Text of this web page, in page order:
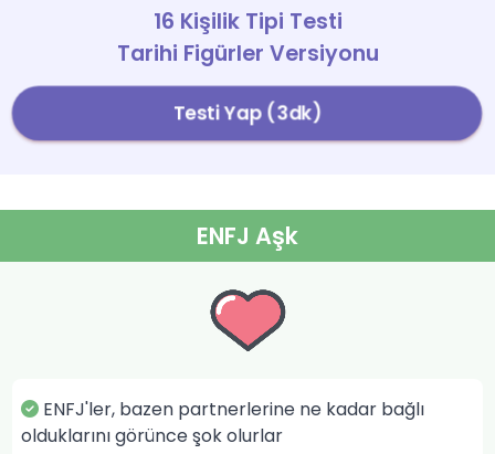
16 Kişilik Tipi Testi
Tarihi Figürler Versiyonu
Testi Yap (3dk)
ENFJ Aşk
ENFJ'ler, bazen partnerlerine ne kadar bağlı
olduklarını görünce şok olurlar